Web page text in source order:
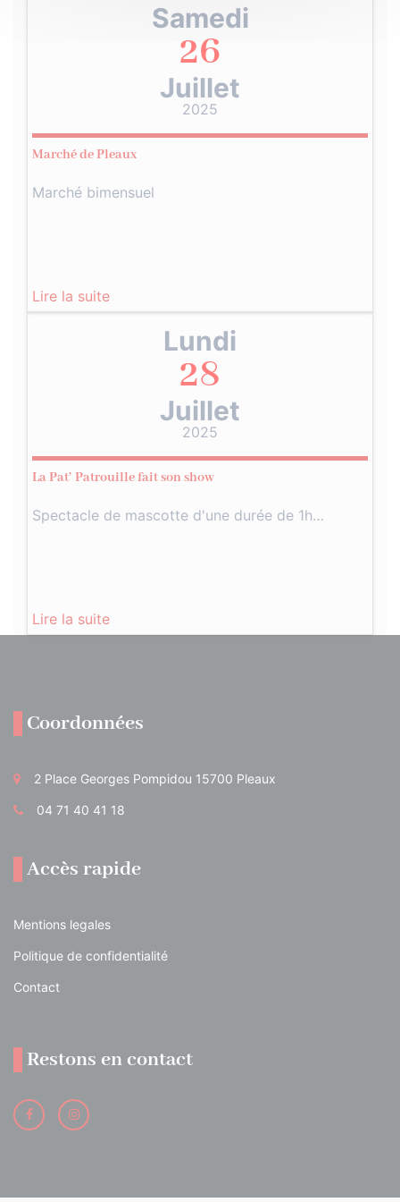
Samedi
26
Juillet
2025
Marché de Pleaux
Marché bimensuel
Lire la suite
Lundi
28
Juillet
2025
La Pat’ Patrouille fait son show
Spectacle de mascotte d'une durée de 1h…
Lire la suite
Coordonnées
2 Place Georges Pompidou 15700 Pleaux
04 71 40 41 18
Accès rapide
Mentions legales
Politique de confidentialité
Contact
Restons en contact